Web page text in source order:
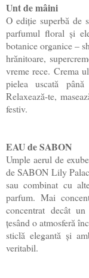
Unt de mâini
O ediție superbă de
parfumul floral și
botanice organice –
hrănitoare,
vreme rece. Crema
pielea uscată
Relaxează-te,
festiv.
EAU de SABON
Umple aerul de
de SABON Lily
sau combinat cu
parfum. Mai
concentrat decât
țesând o atmosferă
sticlă elegantă și
veritabil.